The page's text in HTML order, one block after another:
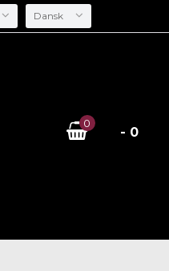
Dansk
0
- 0